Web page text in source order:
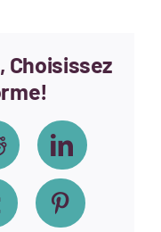
Choisissez
Reddit LinkedIn
Tumblr Pinterest